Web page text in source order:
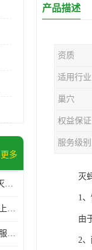
更多
南海区狮山镇芦塘工业区灭白蚁多少钱 上门服务 确定方案
南海里水镇灭蚂蚁多少钱 上门服务 确定方案
乐平镇灭蚂蚁多少钱 上门服务 确定方案
产品描述
资质
适用行业
巢穴
权益保证
服务级别
灭
1
由
2